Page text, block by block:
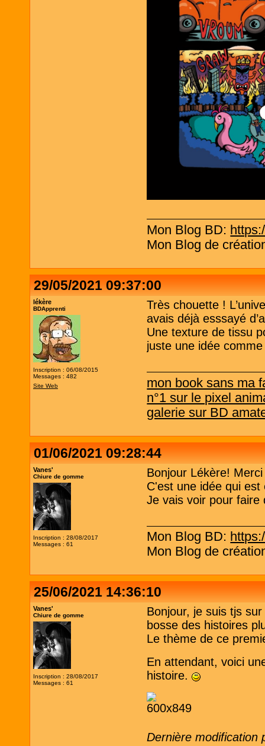
Mon Blog BD:
Mon Blog de
29/05/2021 09:37:00
lékère
BDApprenti
Inscription : 06/08/2015
Messages : 482
Site Web
Très chouette !
avais déjà esssayé
Une texture de tissu
juste une idée
mon book sans ma
n°1 sur le pixel
galerie sur BD
01/06/2021 09:28:44
Vanes'
Chiure de gomme
Inscription : 28/08/2017
Messages : 61
Bonjour Lékère!
C'est une idée qui
Je vais voir pour faire
Mon Blog BD:
Mon Blog de
25/06/2021 14:36:10
Vanes'
Chiure de gomme
Inscription : 28/08/2017
Messages : 61
Bonjour, je suis tjs
bosse des histoires
Le thème de ce
En attendant, voici
histoire.
Dernière modification